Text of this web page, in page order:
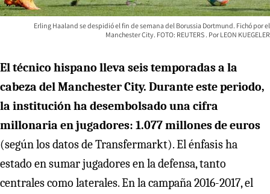
Erling Haaland se despidió el fin de semana del Borussia Dortmund. Fichó por el
Manchester City. FOTO: REUTERS
LEON KUEGELER
El técnico hispano lleva seis temporadas a la
cabeza del Manchester City. Durante este periodo,
la institución ha desembolsado una cifra
millonaria en jugadores: 1.077 millones de euros
(según los datos de Transfermarkt). El énfasis ha
estado en sumar jugadores en la defensa, tanto
centrales como laterales. En la campaña 2016-2017, el